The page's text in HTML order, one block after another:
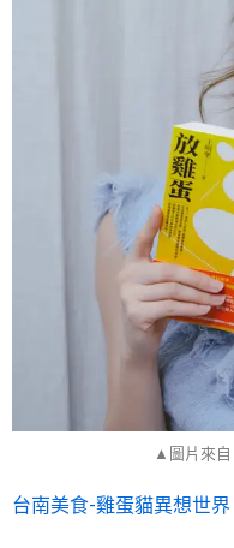
▲圖片來自
台南美食-雞蛋貓異想世界